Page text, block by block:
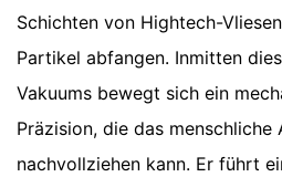
Schichten von Hightech-
Partikel abfangen. Inmitten
Vakuums bewegt sich ein
Präzision, die das menschliche
nachvollziehen kann. Er führt